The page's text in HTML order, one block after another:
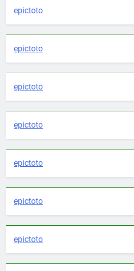
epictoto
epictoto
epictoto
epictoto
epictoto
epictoto
epictoto